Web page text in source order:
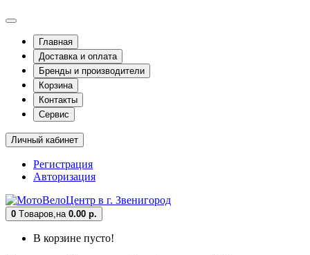
Главная
Доставка и оплата
Бренды и производители
Корзина
Контакты
Сервис
Личный кабинет
Регистрация
Авторизация
0 Tоваров,на 0.00 р.
В корзине пусто!